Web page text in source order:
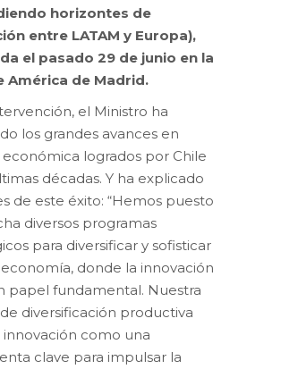
horizontes de
entre LATAM y Europa),
el pasado 29 de junio en la
América de Madrid.
el Ministro ha
los grandes avances en
logrados por Chile
décadas. Y ha explicado
de este éxito: “Hemos puesto
diversos programas
para diversificar y sofisticar
donde la innovación
papel fundamental. Nuestra
diversificación productiva
innovación como una
clave para impulsar la